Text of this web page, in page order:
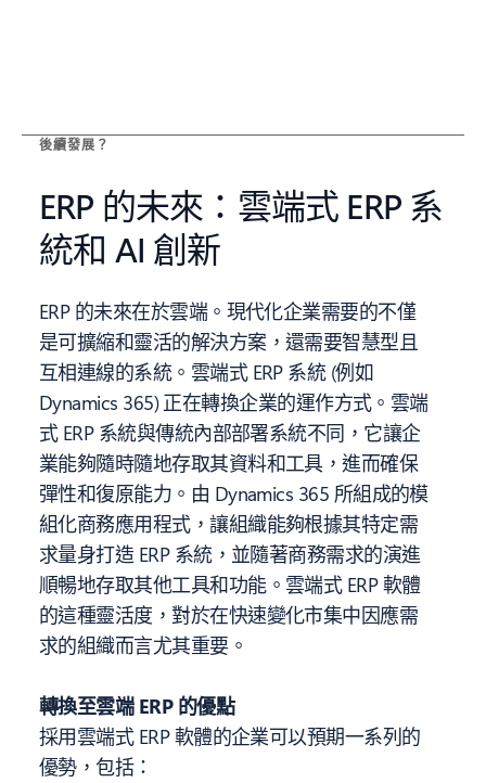
後續發展？
ERP 的未來：雲端式 ERP 系
統和 AI 創新
ERP 的未來在於雲端。現代化企業需要的不僅
是可擴縮和靈活的解決方案，還需要智慧型且
互相連線的系統。雲端式 ERP 系統 (例如
Dynamics 365) 正在轉換企業的運作方式。雲端
式 ERP 系統與傳統內部部署系統不同，它讓企
業能夠隨時隨地存取其資料和工具，進而確保
彈性和復原能力。由 Dynamics 365 所組成的模
組化商務應用程式，讓組織能夠根據其特定需
求量身打造 ERP 系統，並隨著商務需求的演進
順暢地存取其他工具和功能。雲端式 ERP 軟體
的這種靈活度，對於在快速變化市集中因應需
求的組織而言尤其重要。
轉換至雲端 ERP 的優點
採用雲端式 ERP 軟體的企業可以預期一系列的
優勢，包括：